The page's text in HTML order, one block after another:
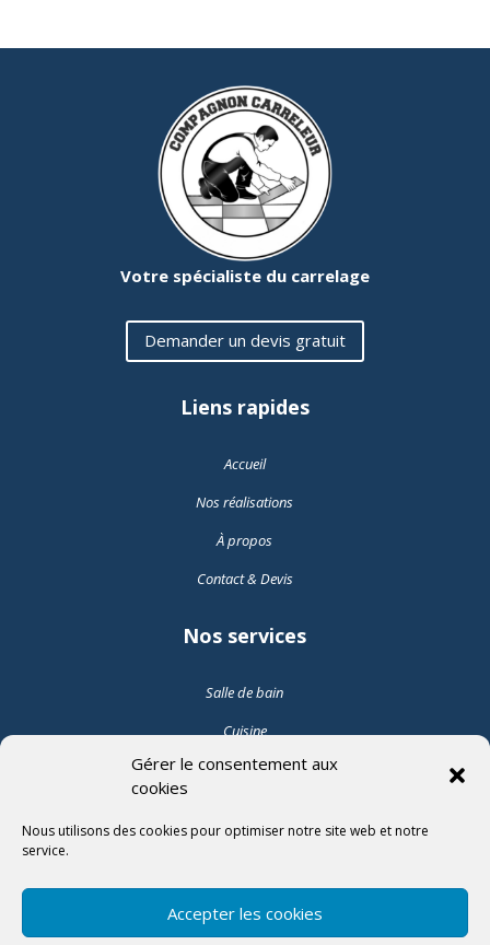
Gérer le consentement aux
cookies
Nous utilisons des cookies pour optimiser notre site web et notre
service.
Accepter les cookies
Votre spécialiste du carrelage
Demander un devis gratuit
Liens rapides
Accueil
Nos réalisations
À propos
Contact & Devis
Nos services
Salle de bain
Cuisine
Pose de carrelage intérieur
